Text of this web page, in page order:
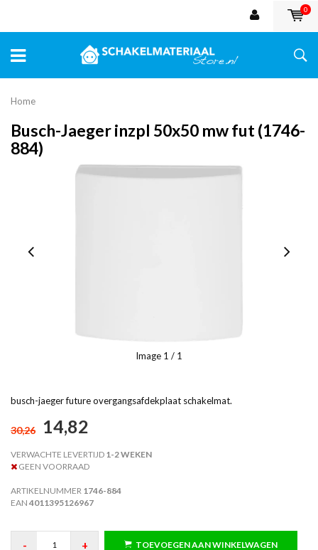
0
Home
Busch-Jaeger inzpl 50x50 mw fut (1746-
884)
Image 1 / 1
busch-jaeger future overgangsafdekplaat schakelmat.
30,26 14,82
VERWACHTE LEVERTIJD 1-2 WEKEN
GEEN VOORRAAD
ARTIKELNUMMER 1746-884
EAN 4011395126967
- + TOEVOEGEN AAN WINKELWAGEN